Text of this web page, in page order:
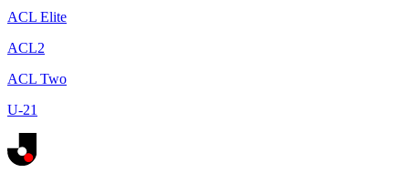
ACL Elite
ACL2
ACL Two
U-21